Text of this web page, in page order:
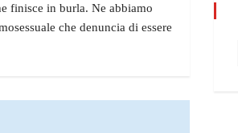
finisce in burla. Ne abbiamo
che denuncia di essere